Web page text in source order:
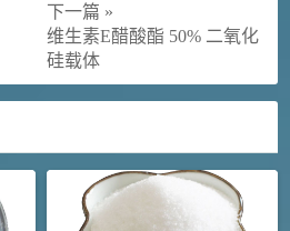
下一篇 »
维生素E醋酸酯 50% 二氧化
硅载体